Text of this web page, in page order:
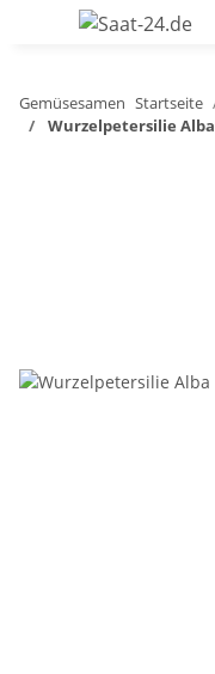
Gemüsesamen Startseite
Wurzelpetersilie Alba